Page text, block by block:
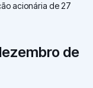
acionária de 27
de